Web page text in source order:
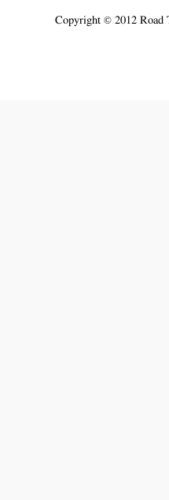
Copyright © 2012 Road